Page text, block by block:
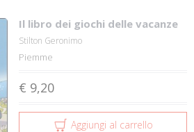
Il libro dei giochi delle vacanze
Stilton Geronimo
Piemme
€ 9,20
Aggiungi al carrello